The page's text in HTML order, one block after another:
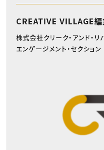
CREATIVE VILLAGE
株式会社クリーク・アンド・リ
エンゲージメント・セクション